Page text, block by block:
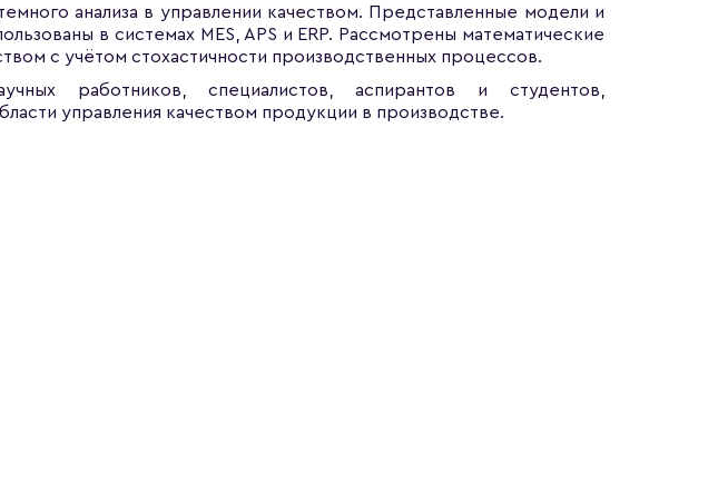
анализа в управлении качеством. Представленные модели и
в системах MES, APS и ERP. Рассмотрены математические
с учётом стохастичности производственных процессов.
работников, специалистов, аспирантов и студентов,
управления качеством продукции в производстве.